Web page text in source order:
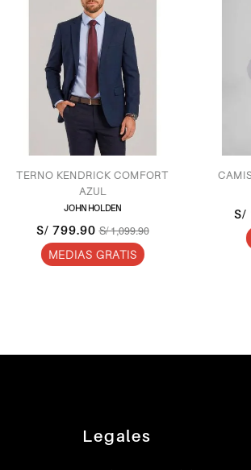
TERNO KENDRICK COMFORT
AZUL
JOHN HOLDEN
S/ 799.90 S/ 1,099.90
MEDIAS GRATIS
CAMISA
S/
2
Legales